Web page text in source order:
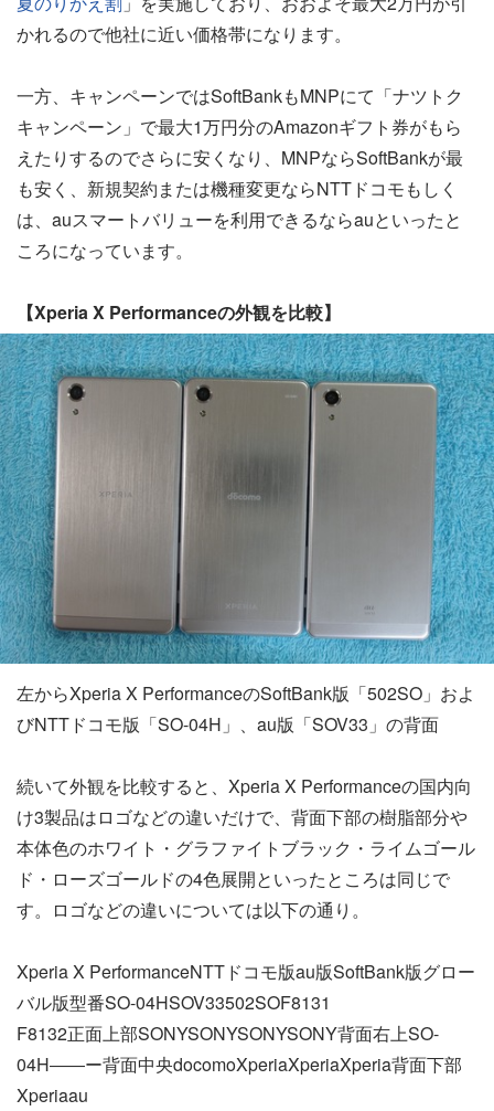
かれるので他社に近い価格帯になります。
一方、キャンペーンではSoftBankもMNPにて「ナツトク
キャンペーン」で最大1万円分のAmazonギフト券がもら
えたりするのでさらに安くなり、MNPならSoftBankが最
も安く、新規契約または機種変更ならNTTドコモもしく
は、auスマートバリューを利用できるならauといったと
ころになっています。
【Xperia X Performanceの外観を比較】
左からXperia X PerformanceのSoftBank版「502SO」およ
びNTTドコモ版「SO-04H」、au版「SOV33」の背面
続いて外観を比較すると、Xperia X Performanceの国内向
け3製品はロゴなどの違いだけで、背面下部の樹脂部分や
本体色のホワイト・グラファイトブラック・ライムゴール
ド・ローズゴールドの4色展開といったところは同じで
す。ロゴなどの違いについては以下の通り。
Xperia X PerformanceNTTドコモ版au版SoftBank版グロー
バル版型番SO-04HSOV33502SOF8131
F8132正面上部SONYSONYSONYSONY背面右上SO-
04H――ー背面中央docomoXperiaXperiaXperia背面下部
Xperiaau